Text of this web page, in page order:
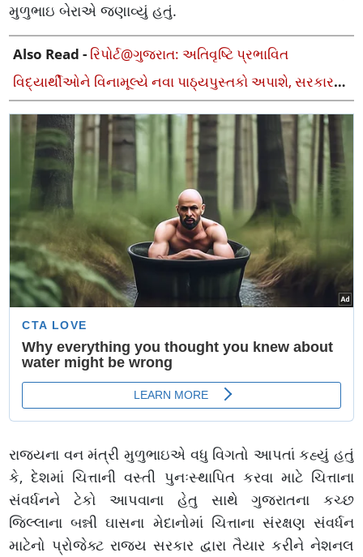
મુળુભાઇ બેરાએ જણાવ્યું હતું.
Also Read - રિપોર્ટ@ગુજરાત: અતિવૃષ્ટિ પ્રભાવિત
વિદ્યાર્થીઓને વિનામૂલ્યે નવા પાઠ્યપુસ્તકો અપાશે, સરકારનો
નિર્ણય
રાજ્યના વન મંત્રી મુળુભાઇએ વધુ વિગતો આપતાં કહ્યું હતું
કે, દેશમાં ચિત્તાની વસ્તી પુનઃસ્થાપિત કરવા માટે ચિત્તાના
સંવર્ધનને ટેકો આપવાના હેતુ સાથે ગુજરાતના કચ્છ
જિલ્લાના બન્ની ઘાસના મેદાનોમાં ચિત્તાના સંરક્ષણ સંવર્ધન
માટેનો પ્રોજેક્ટ રાજ્ય સરકાર દ્વારા તૈયાર કરીને નેશનલ